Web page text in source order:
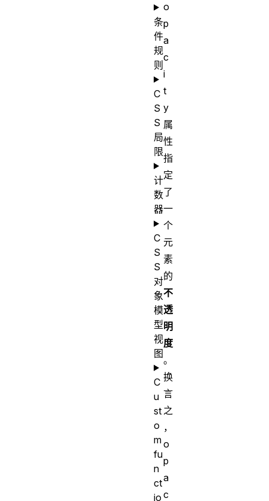
o
p
a
c
i
t
y
属
性
指
定
了
一
个
元
素
的
不
透
明
度
。
换
言
之
，
o
p
a
c
条
件
规
则
C
S
S
局
限
计
数
器
C
S
S
对
象
模
型
视
图
C
u
st
o
m
fu
n
ct
io